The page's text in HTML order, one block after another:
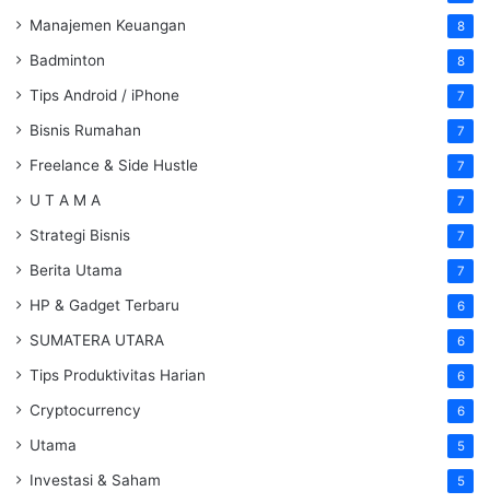
Manajemen Keuangan 8
Badminton 8
Tips Android / iPhone 7
Bisnis Rumahan 7
Freelance & Side Hustle 7
U T A M A 7
Strategi Bisnis 7
Berita Utama 7
HP & Gadget Terbaru 6
SUMATERA UTARA 6
Tips Produktivitas Harian 6
Cryptocurrency 6
Utama 5
Investasi & Saham 5